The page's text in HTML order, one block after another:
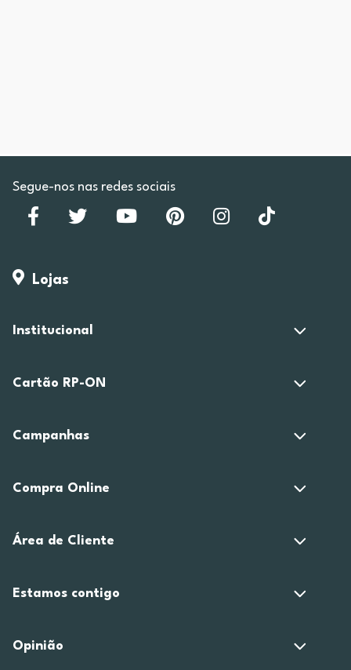
Segue-nos nas redes sociais
Lojas
Institucional
Cartão RP-ON
Campanhas
Compra Online
Área de Cliente
Estamos contigo
Opinião